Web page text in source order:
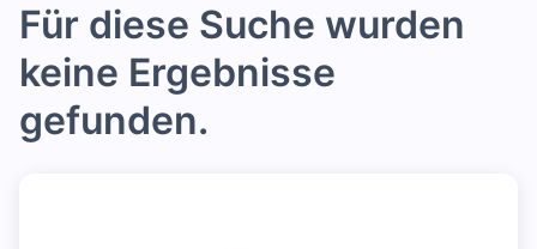
Für diese Suche wurden
keine Ergebnisse
gefunden.